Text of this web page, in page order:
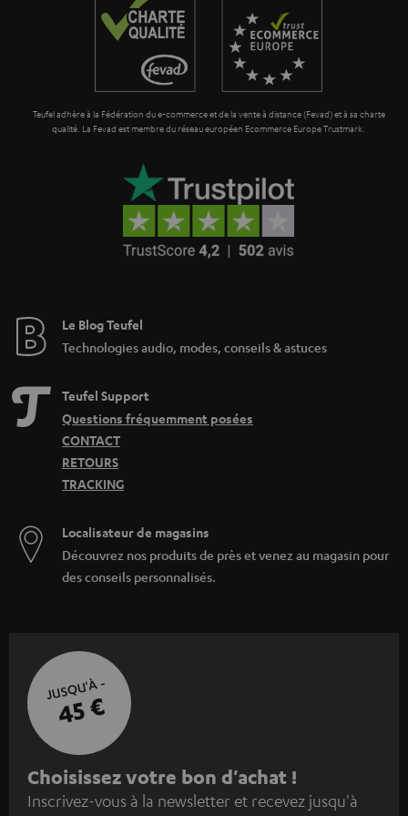
t
n
r
i
Teufel adhère à la Fédération du e-commerce et de la vente à distance (Fevad) et à sa charte
qualité. La Fevad est membre du réseau européen Ecommerce Europe Trustmark.
Le Blog Teufel
Technologies audio, modes, conseils & astuces
Teufel Support
Questions fréquemment posées
CONTACT
RETOURS
TRACKING
Localisateur de magasins
Découvrez nos produits de près et venez au magasin pour
des conseils personnalisés.
JUSQU'À -
45 €
I
n
Choisissez votre bon d'achat !
Inscrivez-vous à la newsletter et recevez jusqu'à